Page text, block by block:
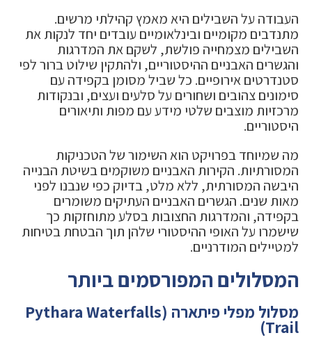
העבודה על השבילים היא מאמץ קהילתי מרשים.
מתנדבים מקומיים ובינלאומיים עובדים יחד לנקות את
השבילים מצמחייה פולשת, לשקם את המדרגות
והגשרים האבניים ההיסטוריים, ולהתקין שילוט ברור לפי
סטנדרטים אירופיים. כל שביל מסומן בקפידה עם
סימונים צהובים ושחורים על סלעים ועצים, ובנקודות
מרכזיות מוצבים שלטי מידע עם מפות ותיאורים
היסטוריים.
מה שמיוחד בפרויקט הוא השימור של הטכניקות
המסורתיות. הקירות האבניים משוקמים בשיטת הבנייה
היבשה המסורתית, ללא מלט, בדיוק כפי שנבנו לפני
מאות שנים. הגשרים האבניים העתיקים משומרים
בקפידה, והמדרגות החצובות בסלע מתוחזקות כך
שישמרו על האופי ההיסטורי שלהן תוך הבטחת בטיחות
למטיילים המודרניים.
המסלולים המפורסמים ביותר
מסלול מפלי פיתארה (Pythara Waterfalls
Trail)